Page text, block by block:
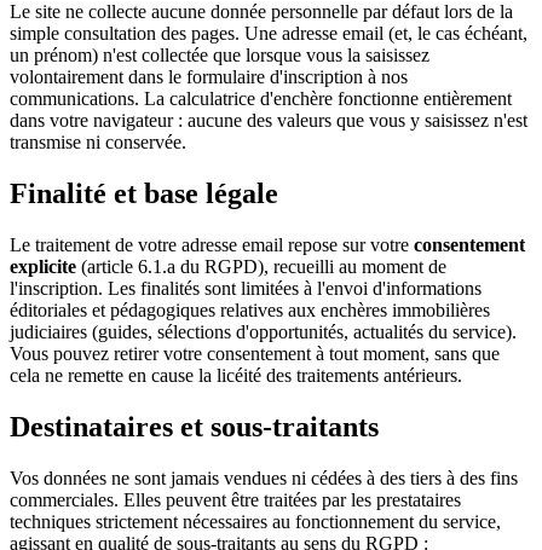
Le site ne collecte aucune donnée personnelle par défaut lors de la
simple consultation des pages. Une adresse email (et, le cas échéant,
un prénom) n'est collectée que lorsque vous la saisissez
volontairement dans le formulaire d'inscription à nos
communications. La calculatrice d'enchère fonctionne entièrement
dans votre navigateur : aucune des valeurs que vous y saisissez n'est
transmise ni conservée.
Finalité et base légale
Le traitement de votre adresse email repose sur votre consentement
explicite (article 6.1.a du RGPD), recueilli au moment de
l'inscription. Les finalités sont limitées à l'envoi d'informations
éditoriales et pédagogiques relatives aux enchères immobilières
judiciaires (guides, sélections d'opportunités, actualités du service).
Vous pouvez retirer votre consentement à tout moment, sans que
cela ne remette en cause la licéité des traitements antérieurs.
Destinataires et sous-traitants
Vos données ne sont jamais vendues ni cédées à des tiers à des fins
commerciales. Elles peuvent être traitées par les prestataires
techniques strictement nécessaires au fonctionnement du service,
agissant en qualité de sous-traitants au sens du RGPD :